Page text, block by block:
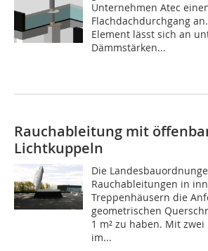
Unternehmen Atec
Flachdachdurchgang
Element lässt sich an
Dämmstärken...
Rauchableitung mit
Lichtkuppeln
Die
Rauchableitungen in
Treppenhäusern die
geometrischen
1 m² zu haben. Mit
im...